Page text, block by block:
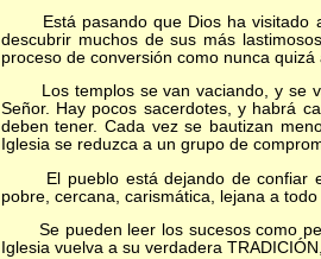
Está pasando que Dios ha visitado a
descubrir muchos de sus más
proceso de conversión como nunca quizá
Los templos se van vaciando, y se
Señor. Hay pocos sacerdotes, y habrá
deben tener. Cada vez se bautizan
Iglesia se reduzca a un grupo de
El pueblo está dejando de confiar en
pobre, cercana, carismática, lejana a
Se pueden leer los sucesos como
Iglesia vuelva a su verdadera